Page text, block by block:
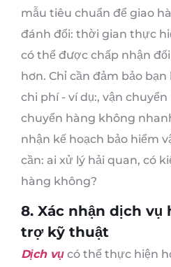
mẫu tiêu chuẩn để giao
đánh đổi: thời gian thực
có thể được chấp nhận
hơn. Chỉ cần đảm bảo
chi phí - ví dụ:, vận
chuyển hàng không
nhận kế hoạch bảo hiểm
cần: ai xử lý hải quan, có
hàng không?
8. Xác nhận dịch vụ
trợ kỹ thuật
Dịch vụ có thể thực hiện